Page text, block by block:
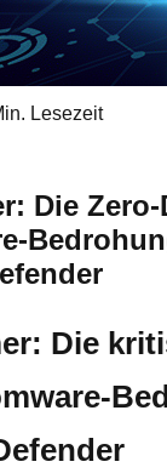
Lesezeit
Die Zero-
Die